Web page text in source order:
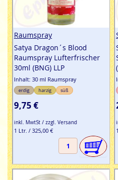
Raumspray
Satya Dragon´s Blood
Raumspray Lufterfrischer
30ml (BNG) LLP
Inhalt: 30 ml Raumspray
erdig harzig süß
9,75 €
inkl. MwtSt / zzgl. Versand
1 Ltr. / 325,00 €